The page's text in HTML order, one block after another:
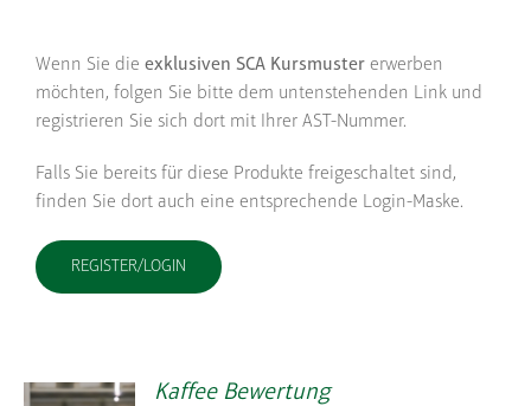
Wenn Sie die exklusiven SCA Kursmuster erwerben
möchten, folgen Sie bitte dem untenstehenden Link und
registrieren Sie sich dort mit Ihrer AST-Nummer.
Falls Sie bereits für diese Produkte freigeschaltet sind,
finden Sie dort auch eine entsprechende Login-Maske.
REGISTER/LOGIN
Kaffee Bewertung